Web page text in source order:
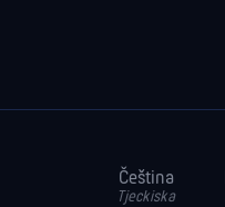
Čeština
Tjeckiska